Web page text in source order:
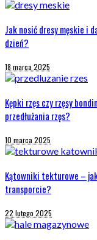
Jak nosić dresy męskie i
dzień?
18 marca 2025
Kępki rzęs czy rzęsy
przedłużania rzęs?
10 marca 2025
Kątowniki tekturowe –
transporcie?
22 lutego 2025